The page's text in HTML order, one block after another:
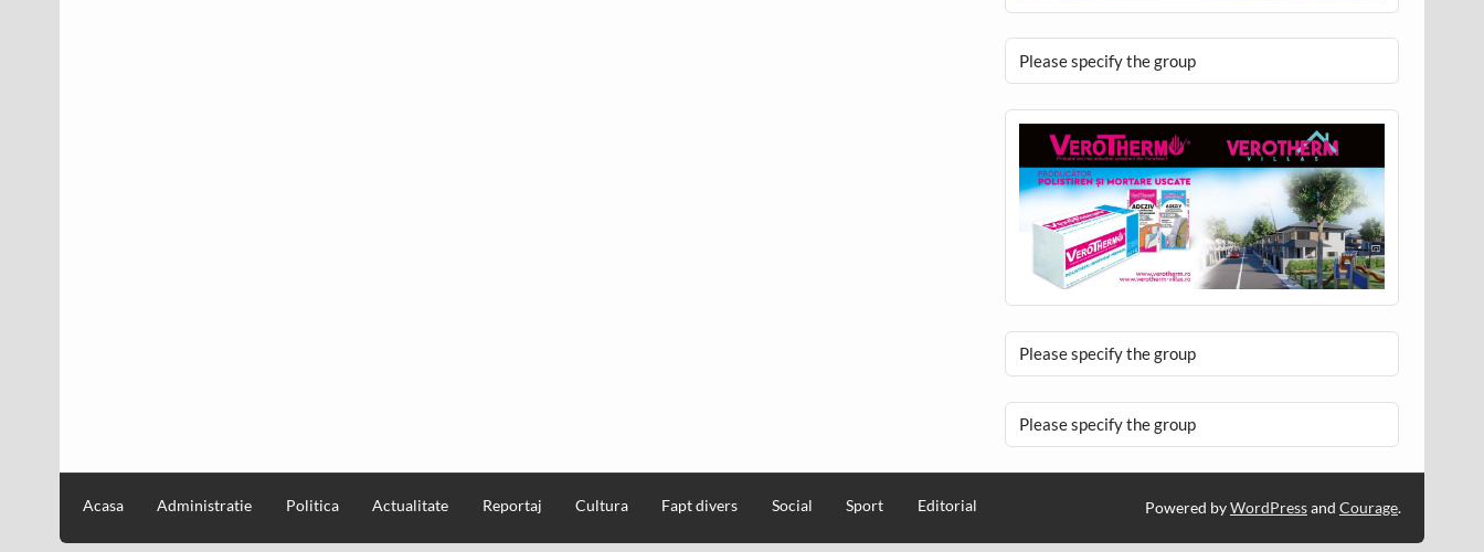
Please specify the group
Please specify the group
Please specify the group
Acasa Administratie Politica Actualitate Reportaj Cultura Fapt divers Social Sport Editorial Powered byWordPressand Courage.